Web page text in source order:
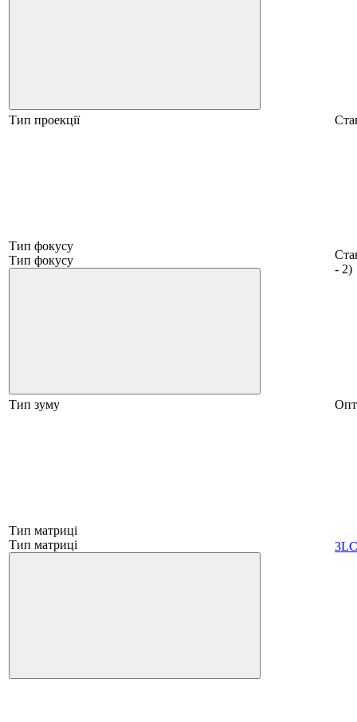
Тип проекції
Тип фокусу
Тип фокусу
- 2)
Тип зуму
Тип матриці
Тип матриці